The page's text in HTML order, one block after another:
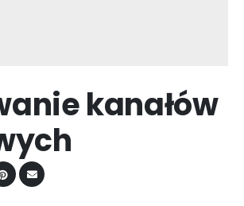
kanałów